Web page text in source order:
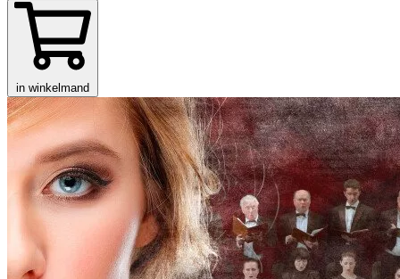
in winkelmand